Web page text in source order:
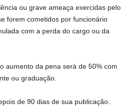
ou grave ameaça exercidas pelo
forem cometidos por funcionário
com a perda do cargo ou da
aumento da pena será de 50% com
ou graduação.
de 90 dias de sua publicação.